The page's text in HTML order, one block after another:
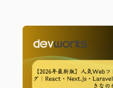
代のシステム開発におい
利ツールではなく、開発
重要な基盤となっていま